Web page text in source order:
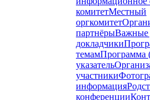
комитетМестный
оргкомитет
партнёрыВажные
докладчики
темамПрограмма
указатель
участники
информация
конференции